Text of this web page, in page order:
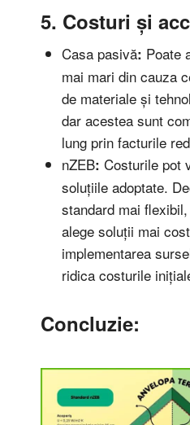
5. Costuri și
Casa pasivă: Poate
mai mari din cauza
de materiale și
dar acestea sunt
lung prin facturile
nZEB: Costurile pot
soluțiile adoptate.
standard mai
alege soluții mai
implementarea
ridica costurile
Concluzie: